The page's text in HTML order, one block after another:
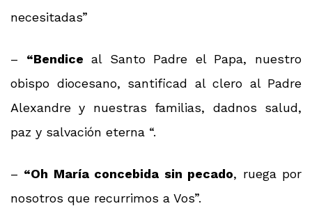
necesitadas”
– “Bendice al Santo Padre el Papa, nuestro
obispo diocesano, santificad al clero al Padre
Alexandre y nuestras familias, dadnos salud,
paz y salvación eterna “.
– “Oh María concebida sin pecado, ruega por
nosotros que recurrimos a Vos”.